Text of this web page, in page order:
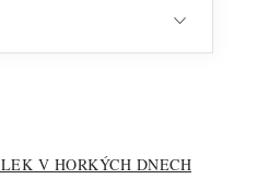
V HORKÝCH DNECH